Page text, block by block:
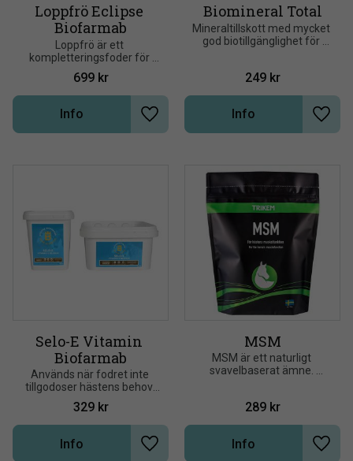
Loppfrö Eclipse
Biofarmab
Loppfrö är ett
kompletteringsfoder för
hästar som går på
glesbevuxna beten, i
grushagar eller på annat
sätt får i sig sand, jord eller
grus
699kr
Lägg till i önskelista
Info
Biomineral Total
Mineraltillskott med mycket
god biotillgänglighet för
249kr
Lägg
Info
Selo-E Vitamin
Biofarmab
Används när fodret inte
tillgodoser hästens behov.
Extra viktigt för dräktiga
ston och hästar som
utsätts för hård
ansträngning
329kr
Lägg till i önskelista
Info
MSM
MSM är ett naturligt
svavelbaserat ämne.
uppbyggnaden av brosk,
289kr
Lägg
Info